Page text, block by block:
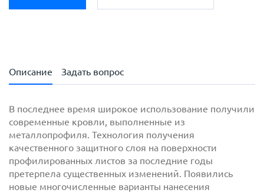
Описание Задать вопрос
В последнее время широкое использование получили
современные кровли, выполненные из
металлопрофиля. Технология получения
качественного защитного слоя на поверхности
профилированных листов за последние годы
претерпела существенных изменений. Появились
новые многочисленные варианты нанесения